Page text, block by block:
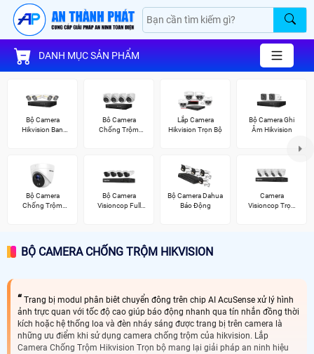
DANH MỤC SẢN PHẨM
Bộ Camera
Hikvision Ban
Bô Camera
Chống Trộm
Lắp Camera
Hikvision Trọn Bộ
Bộ Camera Ghi
Âm Hikvision
Bộ Camera
Chống Trộm
Bộ Camera
Visioncop Full
Bộ Camera Dahua
Báo Động
Camera
Visioncop Trọn
BỘ CAMERA CHỐNG TRỘM HIKVISION
Trang bị modul phân biêt chuyển đông trên chip AI AcuSense xử lý hình
ảnh trực quan với tốc độ cao giúp báo động nhanh qua tín nhắn đồng thời
kích hoặc hệ thống loa và đèn nháy sáng được trang bị trên camera là
những ưu điểm khi sử dụng camera chống trộm của hikvision. Lắp
Camera Chống Trộm Hikvision Trọn bộ mang lại giải pháp an ninh hiệu